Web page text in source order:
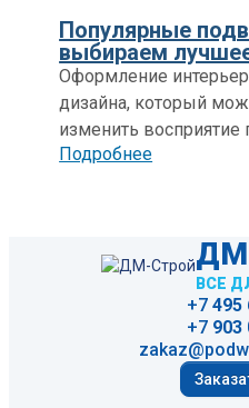
потолочных систем
спектр решений для
помещений,
качество,
простоту монтажа.
все представленные
Популярные
выбираем
Оформление
дизайна, который
изменить восприятие
ключевых элементов
коммуникации и
важным стилевым
помещения.
стилей, доступных
позволяет выбрать
любого интерьера: от
ультрасовременного.
Подробнее
ВСЕ
+7495
+7903